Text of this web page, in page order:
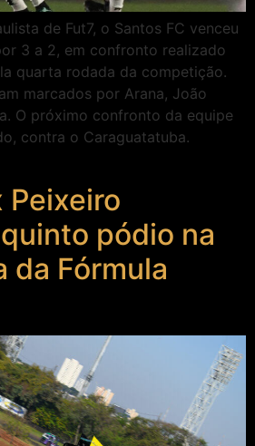
de Fut7, o Santos FC venceu
3 a 2, em confronto realizado
quarta rodada da competição.
marcados por Arana, João
O próximo confronto da equipe
contra o Caraguatatuba.
Peixeiro
pódio na
da Fórmula